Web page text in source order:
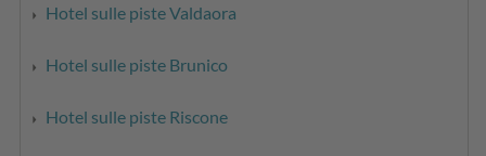
Hotel sulle piste Valdaora
Hotel sulle piste Brunico
Hotel sulle piste Riscone